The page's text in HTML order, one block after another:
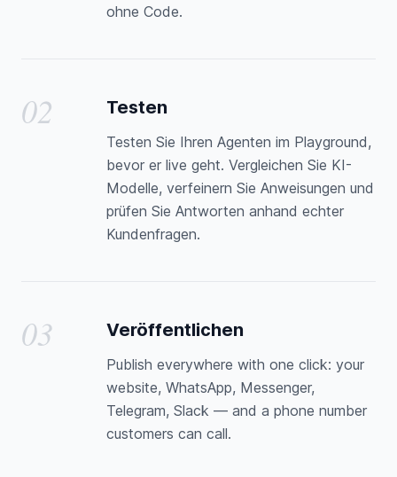
ohne Code.
02 Testen
Testen Sie Ihren Agenten im Playground,
bevor er live geht. Vergleichen Sie KI-
Modelle, verfeinern Sie Anweisungen und
prüfen Sie Antworten anhand echter
Kundenfragen.
03 Veröffentlichen
Publish everywhere with one click: your
website, WhatsApp, Messenger,
Telegram, Slack — and a phone number
customers can call.